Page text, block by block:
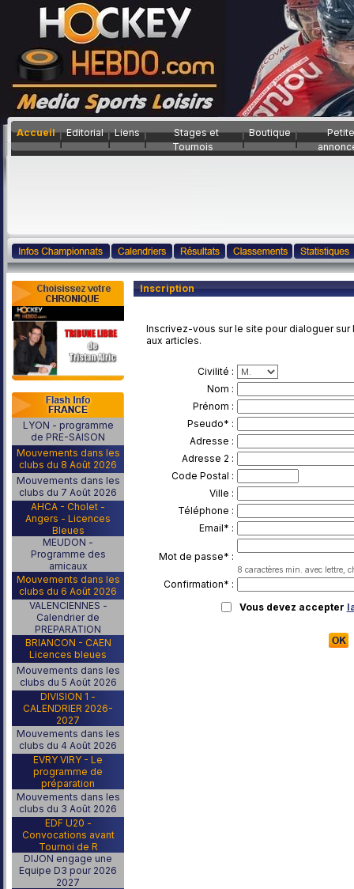
Accueil Editorial Liens
Stages et
Tournois
Boutique
LYON - programme
de PRE-SAISON
Mouvements dans les
clubs du 8 Août 2026
Mouvements dans les
clubs du 7 Août 2026
AHCA - Cholet -
Angers - Licences
Bleues
MEUDON -
Programme des
amicaux
Mouvements dans les
clubs du 6 Août 2026
VALENCIENNES -
Calendrier de
PREPARATION
BRIANCON - CAEN
Licences bleues
Mouvements dans les
clubs du 5 Août 2026
DIVISION 1 -
CALENDRIER 2026-
2027
Mouvements dans les
clubs du 4 Août 2026
EVRY VIRY - Le
programme de
préparation
Mouvements dans les
clubs du 3 Août 2026
EDF U20 -
Convocations avant
Tournoi de R
DIJON engage une
Equipe D3 pour 2026
2027
Inscription
Inscrivez-vous sur le site pour dialoguer
aux articles.
Civilité :
Nom :
Prénom :
Pseudo* :
Adresse :
Adresse 2 :
Code Postal :
Ville :
Téléphone :
Email* :
Mot de passe* :
8 caractères min. avec lettre,
Confirmation* :
Vous devez accepter